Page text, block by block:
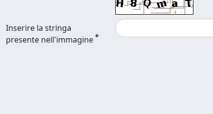
Inserire la stringa
presente nell'immagine